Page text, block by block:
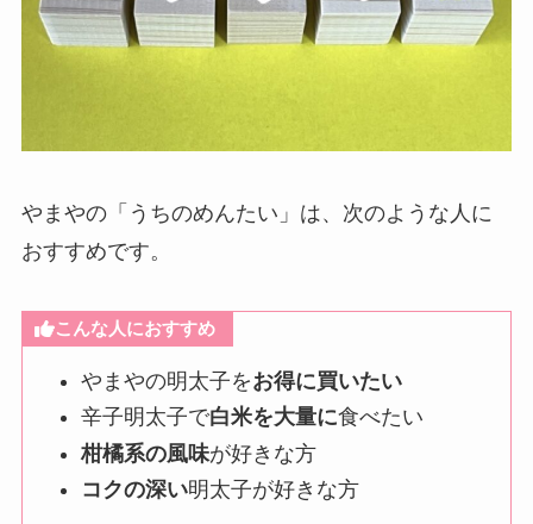
やまやの「うちのめんたい」は、次のような人に
おすすめです。
こんな人におすすめ
やまやの明太子をお得に買いたい
辛子明太子で白米を大量に食べたい
柑橘系の風味が好きな方
コクの深い明太子が好きな方